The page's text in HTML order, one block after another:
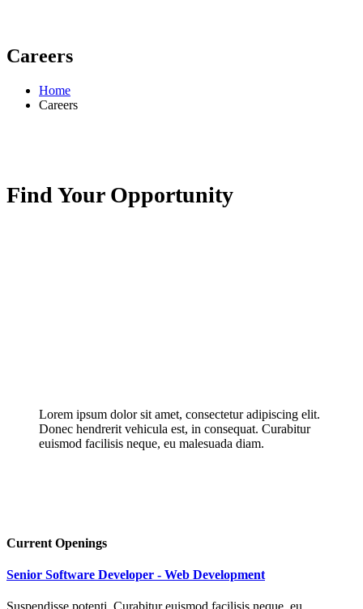
Careers
Home
Careers
Find Your Opportunity
Lorem ipsum dolor sit amet, consectetur adipiscing elit.
Donec hendrerit vehicula est, in consequat. Curabitur
euismod facilisis neque, eu malesuada diam.
Current Openings
Senior Software Developer - Web Development